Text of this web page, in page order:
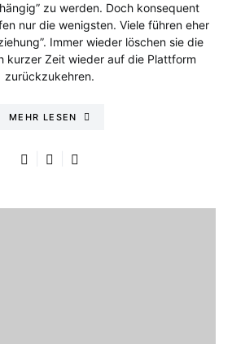
zu werden. Doch konsequent
nur die wenigsten. Viele führen eher
Immer wieder löschen sie die
kurzer Zeit wieder auf die Plattform
zurückzukehren.
MEHR LESEN